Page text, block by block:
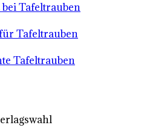
Tafeltrauben
Tafeltrauben
Tafeltrauben